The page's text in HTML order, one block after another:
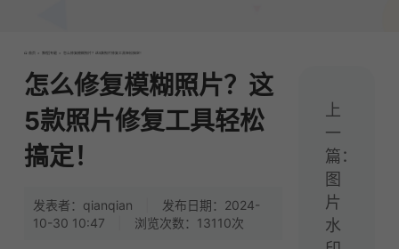
首页 > 教程|专题 > 怎么修复模糊照片？这5款照片修复工具轻松搞定！
怎么修复模糊照片？这
5款照片修复工具轻松
搞定！
发表者：qianqian
发布日期：2024-
10-30 10:47
浏览次数：13110次
上
一
篇：
图
片
水